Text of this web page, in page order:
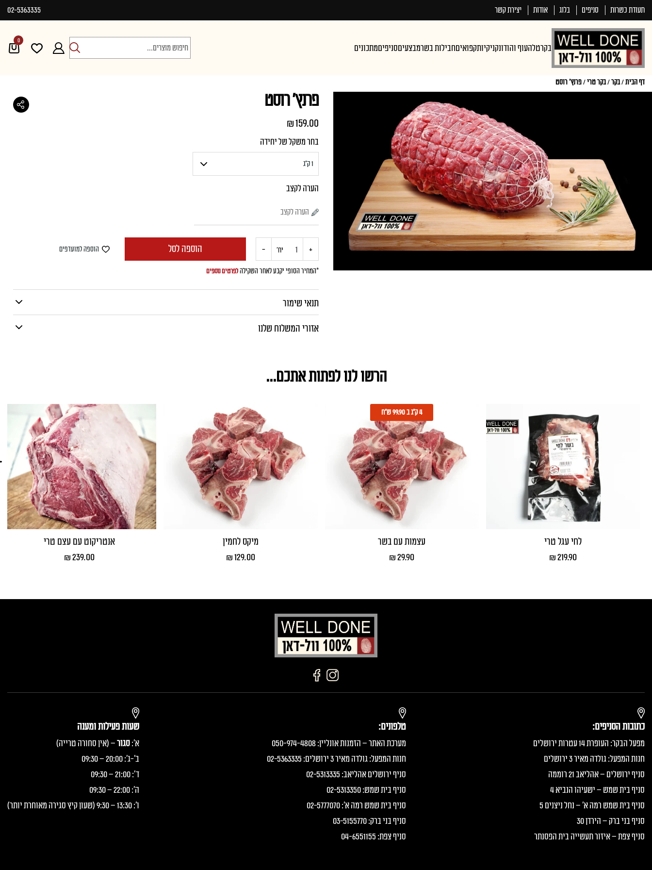
תעודת כשרות סניפים בלוג אודות יצירת קשר 02-5363335
בקרטלהעוף והודונקניקיותקפואיםחבילות בשרמבצעיםסניפיםמתכונים חיפוש
0
דף הבית/בקר/בקר טרי/פרנץ’ רוסט
פרנץ' רוסט
₪159.00
בחר משקל של יחידה
הערה לקצב
+ כמות
של
פרנץ'
רוסט
יח' - הוספה לסל הוספה למועדפים
*המחיר הסופי יקבע לאחר השקילהלפרטים נוספים
תנאי שימור
אזורי המשלוח שלנו
הרשו לנו לפתות אתכם...
לחי עגל טרי
₪219.90
4 ק"ג ב 99.90 ש"ח
עצמות עם בשר
₪29.90
מיקס לחמין
₪129.00
אנטריקוט עם עצם טרי
₪239.00
כתובות הסניפים:
מפעל הבקר: העופרת 14 עטרות ירושלים
חנות המפעל: גולדה מאיר 3 ירושלים
סניף ירושלים – אהליאב 21 רוממה
סניף בית שמש – ישעיהו הנביא 4
סניף בית שמש רמה א׳ – נחל ניצנים 5
סניף בני ברק – הירדן 30
סניף צפת – איזור תעשייה בית הפסנתר
טלפונים:
מערכת האתר – הזמנות אונליין: 050-974-4808
חנות המפעל: גולדה מאיר 3 ירושלים: 02-5363335
סניף ירושלים אהליאב: 02-5313335
סניף בית שמש: 02-5313350
סניף בית שמש רמה א׳: 02-5777070
סניף בני ברק: 03-5155770
סניף צפת: 04-6551155
שעות פעילות ומענה
א':סגור– (אין סחורה טרייה)
ב'-ג': 20:00 – 09:30
ד': 21:00 – 09:30
ה': 22:00 – 09:30
ו': 13:30 – 9:30 (שעון קיץ סגירה מאוחרת יותר)